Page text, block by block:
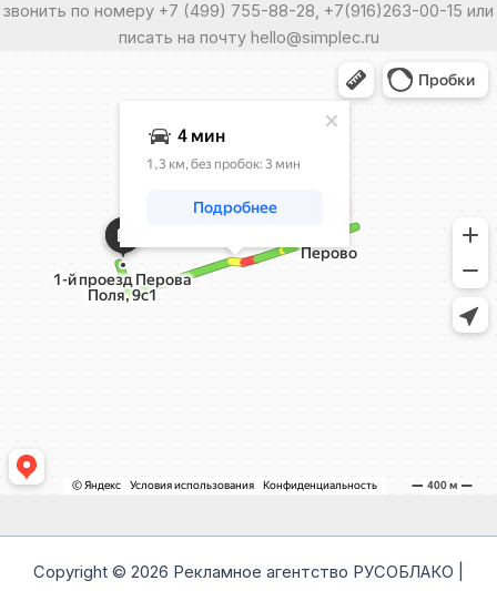
звонить по номеру +7 (499) 755-88-28, +7(916)263-00-15 или
писать на почту hello@simplec.ru
Copyright © 2026 Рекламное агентство РУСОБЛАКО |